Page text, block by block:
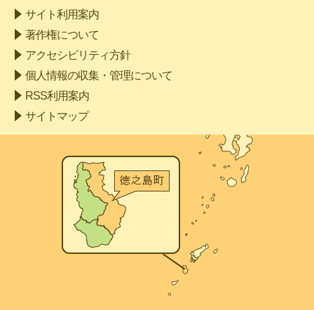
サイト利用案内
著作権について
アクセシビリティ方針
個人情報の収集・管理について
RSS利用案内
サイトマップ